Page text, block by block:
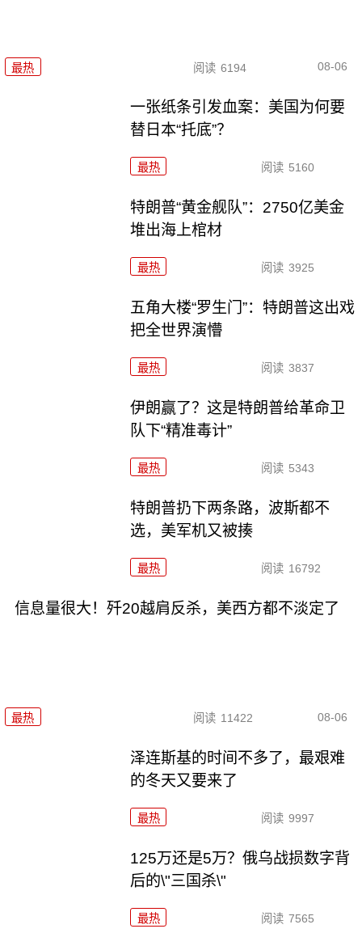
最热 阅读 6194 08-06
一张纸条引发血案：美国为何要
替日本“托底”？
最热 阅读 5160
特朗普“黄金舰队”：2750亿美金
堆出海上棺材
最热 阅读 3925
五角大楼“罗生门”：特朗普这出戏
把全世界演懵
最热 阅读 3837
伊朗赢了？这是特朗普给革命卫
队下“精准毒计”
最热 阅读 5343
特朗普扔下两条路，波斯都不
选，美军机又被揍
最热 阅读 16792
信息量很大！歼20越肩反杀，美西方都不淡定了
最热 阅读 11422 08-06
泽连斯基的时间不多了，最艰难
的冬天又要来了
最热 阅读 9997
125万还是5万？俄乌战损数字背
后的\"三国杀\"
最热 阅读 7565